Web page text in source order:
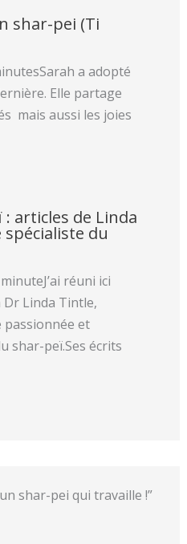
shar-pei (Ti
a adopté
Elle partage
mais aussi les joies
articles de Linda
du
réuni ici
Linda Tintle,
et
shar-peï.Ses écrits
shar-pei qui travaille !”